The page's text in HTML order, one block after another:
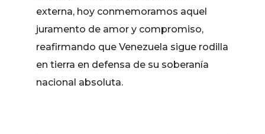
externa, hoy conmemoramos aquel
juramento de amor y compromiso,
reafirmando que Venezuela sigue rodilla
en tierra en defensa de su soberanía
nacional absoluta.